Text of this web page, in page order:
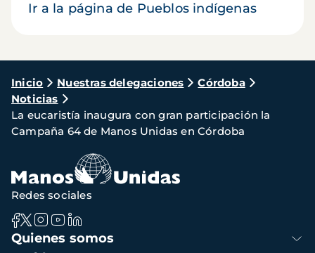
Ir a la página de Pueblos indígenas
Ruta
de
navegación
Inicio Nuestras delegaciones
Córdoba
Noticias
La eucaristía inaugura con gran participación la
Campaña 64 de Manos Unidas en Córdoba
Navegación
principal
Quienes somos
Redes sociales